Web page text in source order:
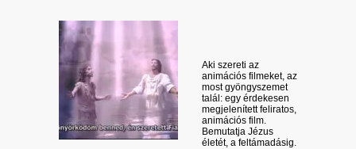
Aki szereti az
animációs filmeket, az
most gyöngyszemet
talál: egy érdekesen
megjelenített feliratos,
animációs film.
Bemutatja Jézus
életét, a feltámadásig.